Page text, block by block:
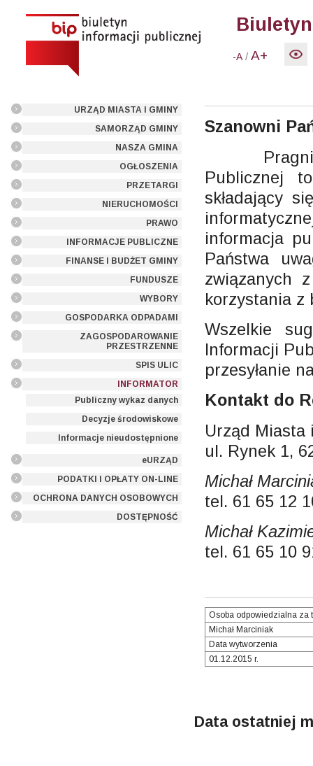
-A /A+
URZĄD MIASTA I GMINY
SAMORZĄD GMINY
NASZA GMINA
OGŁOSZENIA
PRZETARGI
NIERUCHOMOŚCI
PRAWO
INFORMACJE PUBLICZNE
FINANSE I BUDŻET GMINY
FUNDUSZE
WYBORY
GOSPODARKA ODPADAMI
ZAGOSPODAROWANIE
PRZESTRZENNE
SPIS ULIC
INFORMATOR
Publiczny wykaz danych
Decyzje środowiskowe
Informacje nieudostępnione
eURZĄD
PODATKI I OPŁATY ON-LINE
OCHRONA DANYCH OSOBOWYCH
DOSTĘPNOŚĆ
Szanowni
Publicznej
składający
informacja
Państwa
związanych
korzystania z
Wszelkie
Informacji
przesyłanie
Kontakt do
Urząd Miasta
ul. Rynek 1,
Michał
tel. 61 65 12
Michał
tel. 61 65 10
Osoba odpowiedzialna za
Michał Marciniak
Data wytworzenia
01.12.2015 r.
Data ostatniej